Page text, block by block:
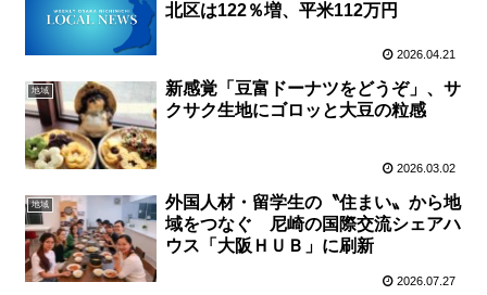
北区は122％増、平米112万円
2026.04.21
地域
新感覚「豆富ドーナツをどうぞ」、サ
クサク生地にゴロッと大豆の粒感
2026.03.02
地域
外国人材・留学生の〝住まい〟から地
域をつなぐ 尼崎の国際交流シェアハ
ウス「大阪ＨＵＢ」に刷新
2026.07.27